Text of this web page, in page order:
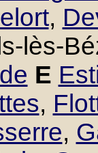
,
lès-
E
,
,